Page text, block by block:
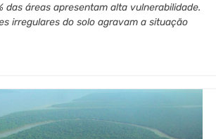
das áreas apresentam alta vulnerabilidade.
irregulares do solo agravam a situação